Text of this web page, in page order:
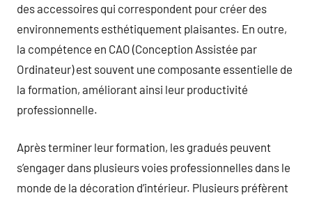
des accessoires qui correspondent pour créer des
environnements esthétiquement plaisantes. En outre,
la compétence en CAO (Conception Assistée par
Ordinateur) est souvent une composante essentielle de
la formation, améliorant ainsi leur productivité
professionnelle.
Après terminer leur formation, les gradués peuvent
s’engager dans plusieurs voies professionnelles dans le
monde de la décoration d’intérieur. Plusieurs préfèrent